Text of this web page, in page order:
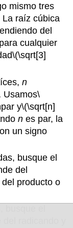
mismo tres
raíz cúbica
del
cualquier
\(\sqrt[3]
n
Usamos\
y\(\sqrt[n]
n es par, la
un signo
busque el
del
producto o
el
radicando y